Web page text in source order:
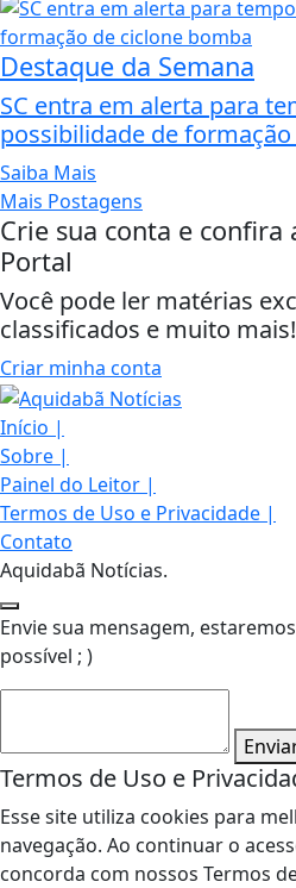
Destaque da Semana
SC entra em alerta para
possibilidade de
Saiba Mais
Mais Postagens
Crie sua conta e confira
Portal
Você pode ler matérias
classificados e muito mais!
Criar minha conta
Início |
Sobre |
Painel do Leitor |
Termos de Uso e Privacidade |
Contato
Aquidabã Notícias.
Envie sua mensagem,
possível ; )
Termos de Uso e
Esse site utiliza cookies para
navegação. Ao continuar o
concorda com nossos Termos